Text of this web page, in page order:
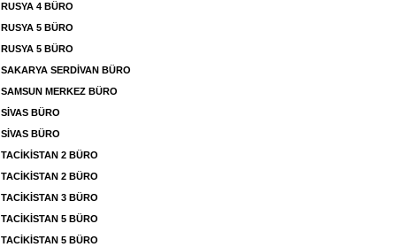
RUSYA 4 BÜRO
RUSYA 5 BÜRO
RUSYA 5 BÜRO
SAKARYA SERDİVAN BÜRO
SAMSUN MERKEZ BÜRO
SİVAS BÜRO
SİVAS BÜRO
TACİKİSTAN 2 BÜRO
TACİKİSTAN 2 BÜRO
TACİKİSTAN 3 BÜRO
TACİKİSTAN 5 BÜRO
TACİKİSTAN 5 BÜRO